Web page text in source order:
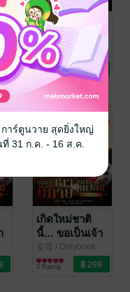
เกิดใหม่ชาติ
นี้… ขอเป็นเจ้า
นิกายมาไลฟ์สด
เล่ม 22
妄雪/ Onlybook
นิยายแฟนตาซี
2 Rating
เกิดใหม่ชาติ
นี้… ขอเป็นเจ้า
นิกายมาไลฟ์สด
เล่ม 19
妄雪 / Onlybook
นิยายแฟนตาซี
3 Rating
การ์ตูนวาย สุดยิ่งใหญ่
31 ก.ค. - 16 ส.ค.